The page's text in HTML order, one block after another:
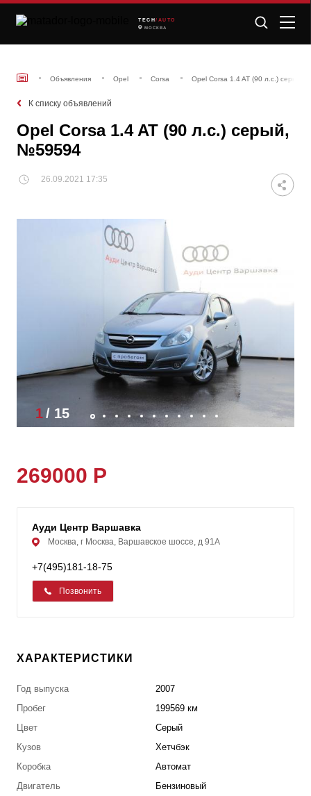
TECH /AUTO
МОСКВА
Объявления Opel Corsa Opel Corsa 1.4 AT (90 л.с.) серый,
К списку объявлений
Opel Corsa 1.4 AT (90 л.с.) серый,
№59594
26.09.2021 17:35
1/ 15
269000 Р
Ауди Центр Варшавка
Москва, г Москва, Варшавское шоссе, д 91А
+7(495)181-18-75
Позвонить
ХАРАКТЕРИСТИКИ
Год выпуска
2007
Пробег
199569 км
Цвет
Серый
Кузов
Хетчбэк
Коробка
Автомат
Двигатель
Бензиновый